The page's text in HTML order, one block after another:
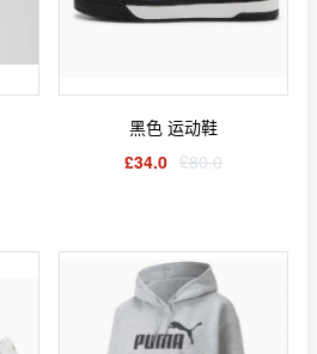
黑色 运动鞋
£34.0 £80.0